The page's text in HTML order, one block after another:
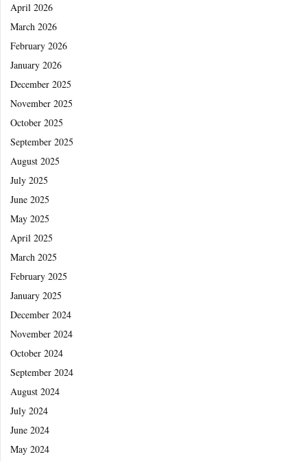
April 2026
March 2026
February 2026
January 2026
December 2025
November 2025
October 2025
September 2025
August 2025
July 2025
June 2025
May 2025
April 2025
March 2025
February 2025
January 2025
December 2024
November 2024
October 2024
September 2024
August 2024
July 2024
June 2024
May 2024